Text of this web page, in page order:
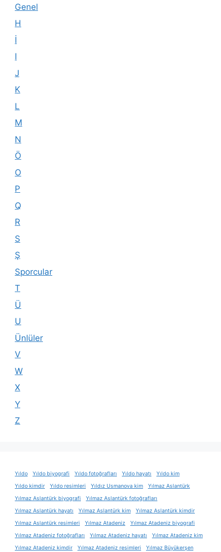
Genel
H
İ
I
J
K
L
M
N
Ö
O
P
Q
R
S
Ş
Sporcular
T
Ü
U
Ünlüler
V
W
X
Y
Z
Yıldo Yıldo biyografi Yıldo fotoğrafları Yıldo hayatı
Yıldo kim
Yıldo kimdir
Yıldo resimleri Yıldız Usmanova kim
Yılmaz Aslantürk
Yılmaz Aslantürk biyografi
Yılmaz Aslantürk fotoğrafları
Yılmaz Aslantürk hayatı
Yılmaz Aslantürk kim
Yılmaz Aslantürk kimdir
Yılmaz Aslantürk resimleri
Yılmaz Atadeniz
Yılmaz Atadeniz biyografi
Yılmaz Atadeniz fotoğrafları
Yılmaz Atadeniz hayatı
Yılmaz Atadeniz kim
Yılmaz Atadeniz kimdir
Yılmaz Atadeniz resimleri Yılmaz Büyükerşen